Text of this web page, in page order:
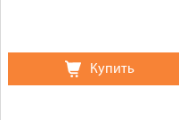
Купить